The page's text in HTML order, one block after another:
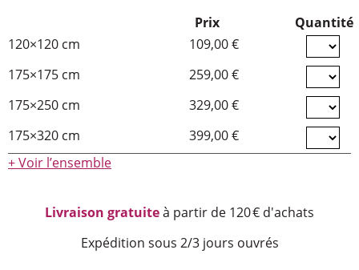
Prix
Quantité
120×120 cm
109,00 €
175×175 cm
259,00 €
175×250 cm
329,00 €
175×320 cm
399,00 €
+ Voir l’ensemble
Livraison gratuiteà partir de 120 € d'achats
Expédition sous 2/3 jours ouvrés